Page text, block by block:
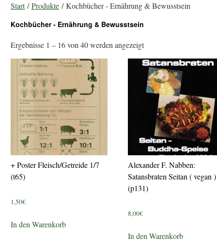
Start/Produkte / Kochbücher - Ernährung & Bewusstsein
Kochbücher - Ernährung & Bewusstsein
Ergebnisse 1 – 16 von 40 werden angezeigt
+ Poster Fleisch/Getreide 1/7
(t65)
1,50€
In den Warenkorb
Alexander F. Nabben:
Satansbraten Seitan ( vegan )
(p131)
8,00€
In den Warenkorb